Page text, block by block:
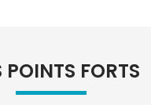
POINTS FORTS